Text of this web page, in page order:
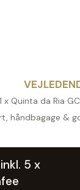
da Ria
håndbagage &
5 x